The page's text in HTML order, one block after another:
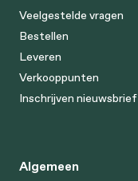
Veelgestelde vragen
Bestellen
Leveren
Verkooppunten
Inschrijven nieuwsbrief
Algemeen